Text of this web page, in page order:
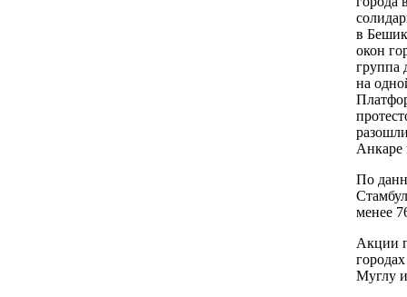
в
окон
группа
на
Анкаре
По
менее
Акции
Муглу